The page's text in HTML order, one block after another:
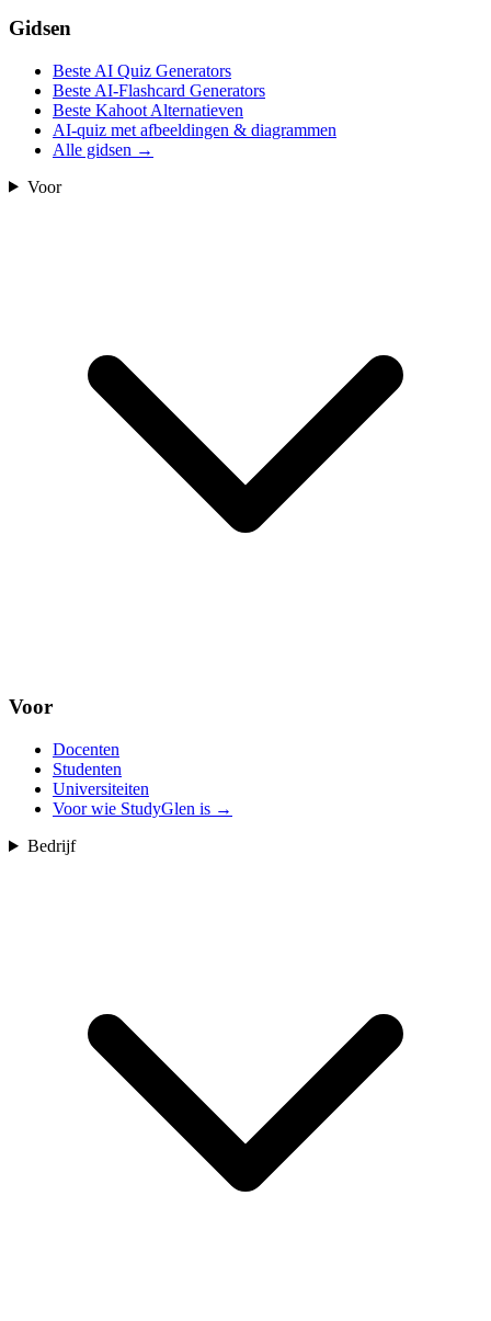
Gidsen
Beste AI Quiz Generators
Beste AI-Flashcard Generators
Beste Kahoot Alternatieven
AI-quiz met afbeeldingen & diagrammen
Alle gidsen →
Voor
Voor
Docenten
Studenten
Universiteiten
Voor wie StudyGlen is →
Bedrijf